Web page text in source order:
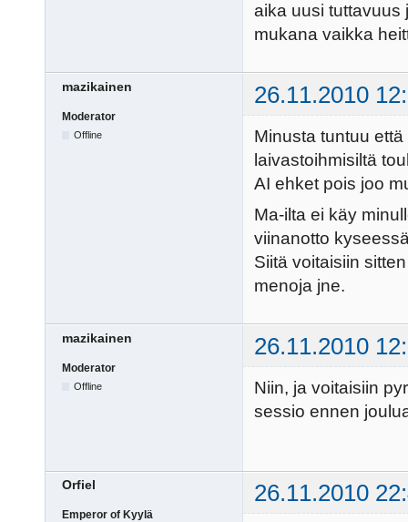
aika uusi tuttavuus
mukana vaikka
mazikainen 26.11.2010
Moderator
Offline
Minusta tuntuu
laivastoihmisiltä
AI ehket pois joo
Ma-ilta ei käy
viinanotto
Siitä voitaisiin
menoja jne.
mazikainen 26.11.2010
Moderator
Offline
Niin, ja voitaisiin
sessio ennen
Orfiel 26.11.2010
Emperor of Kyylä